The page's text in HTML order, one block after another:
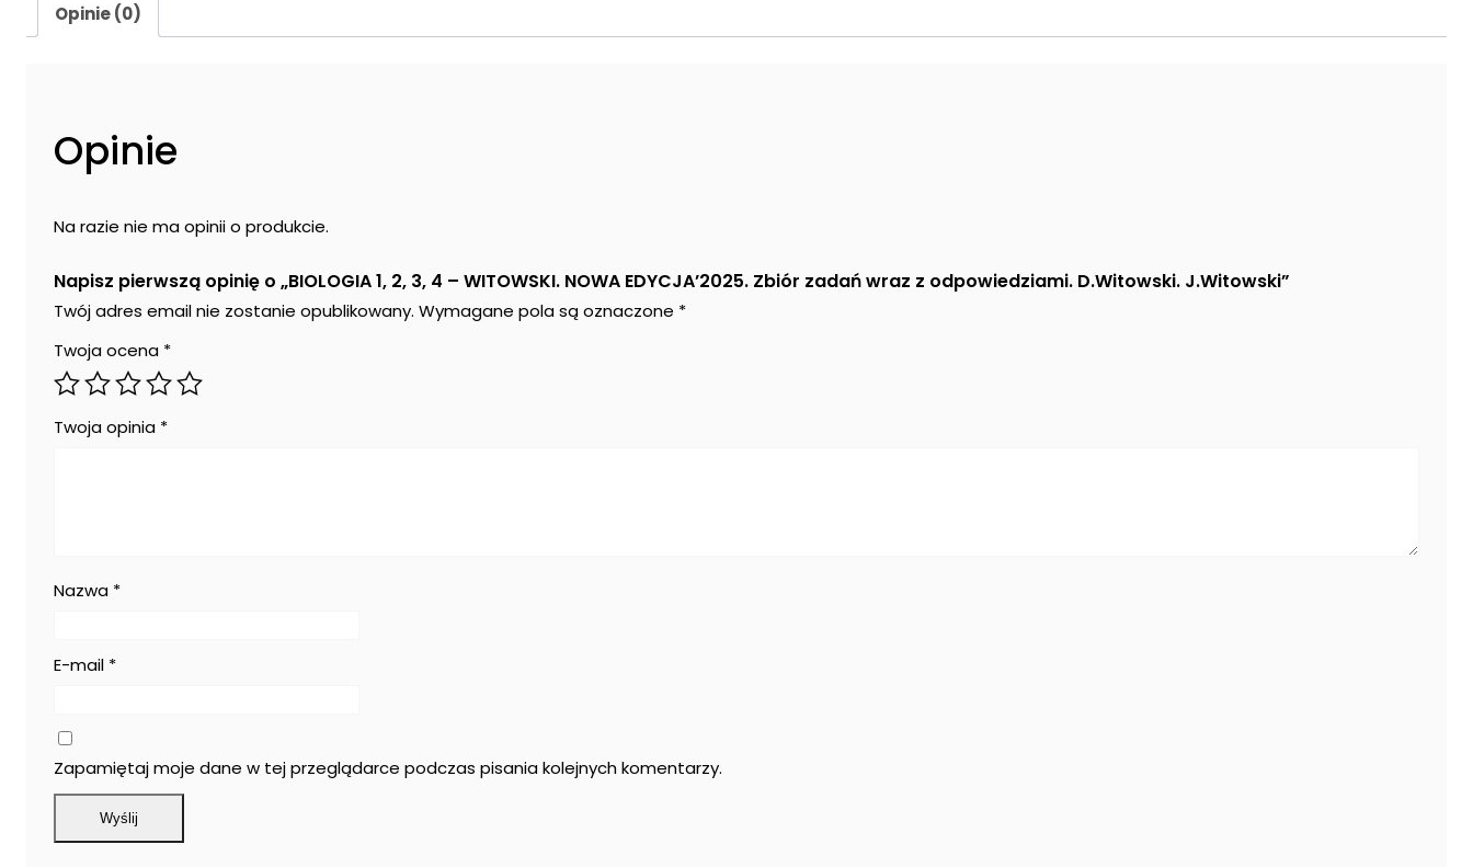
Opinie (0)
Opinie
Na razie nie ma opinii o produkcie.
Napisz pierwszą opinię o „BIOLOGIA 1, 2, 3, 4 – WITOWSKI. NOWA EDYCJA’2025. Zbiór zadań wraz z odpowiedziami. D.Witowski. J.Witowski”
Twój adres email nie zostanie opublikowany. Wymagane pola są oznaczone *
Twoja ocena *
Twoja opinia *
Nazwa *
E-mail *
Zapamiętaj moje dane w tej przeglądarce podczas pisania kolejnych komentarzy.